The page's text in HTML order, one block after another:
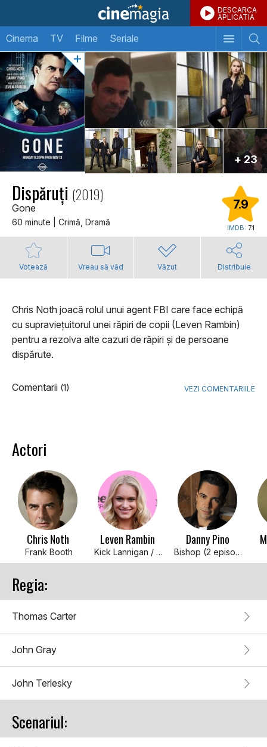
DESCARCA
APLICATIA
Cinema TV Filme Seriale
+ 23
Dispăruți (2019)
Gone
60 minute | Crimă, Dramă
7.9
IMDB: 7.1
Votează Vreau să văd Văzut Distribuie
Chris Noth joacă rolul unui agent FBI care face echipă
cu supraviețuitorul unei răpiri de copii (Leven Rambin)
pentru a rezolva alte cazuri de răpiri și de persoane
dispărute.
Comentarii (1) VEZI COMENTARIILE
Actori
Chris Noth
Frank Booth
Leven Rambin
Kick Lannigan / ... (9 episodes, 2018)
Danny Pino
Bishop (2 episodes)
Regia:
Thomas Carter
John Gray
John Terlesky
Scenariul: